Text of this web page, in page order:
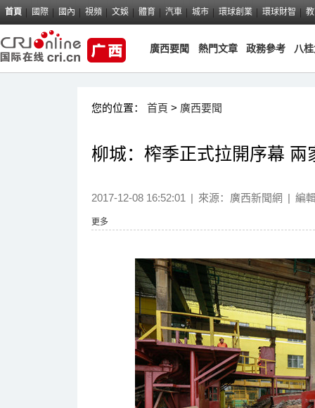
首頁 國際 國內 視頻 文娛 體育 汽車 城市 環球創業 環球財智
廣西要聞 熱門文章 政務參考 八
您的位置： 首頁 > 廣西要聞
柳城：榨季正式拉開序幕 兩
2017-12-08 16:52:01 | 來源： 廣西新聞網 | 編
更多